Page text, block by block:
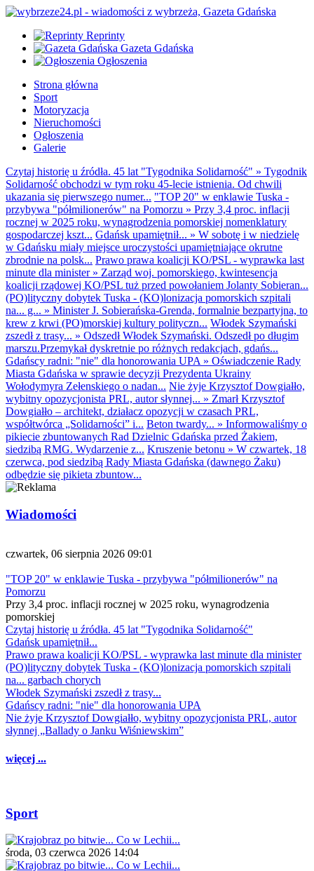
Reprinty
Gazeta Gdańska
Ogłoszenia
Strona główna
Sport
Motoryzacja
Nieruchomości
Ogłoszenia
Galerie
Czytaj historię u źródła. 45 lat "Tygodnika Solidarność" » Tygodnik
Solidarność obchodzi w tym roku 45-lecie istnienia. Od chwili
ukazania się pierwszego numer... "TOP 20" w enklawie Tuska -
przybywa "półmilionerów" na Pomorzu » Przy 3,4 proc. inflacji
rocznej w 2025 roku, wynagrodzenia pomorskiej nomenklatury
gospodarczej kszt... Gdańsk upamiętnił... » W sobotę i w niedzielę
w Gdańsku miały miejsce uroczystości upamiętniające okrutne
zbrodnie na polsk... Prawo prawa koalicji KO/PSL - wyprawka last
minute dla minister» Zarząd woj. pomorskiego, kwintesencja
koalicji rządowej KO/PSL tuż przed powołaniem Jolanty Sobieran...
(PO)lityczny dobytek Tuska - (KO)lonizacja pomorskich szpitali
na... g... » Minister J. Sobierańska-Grenda, formalnie bezpartyjna, to
krew z krwi (PO)morskiej kultury polityczn... Włodek Szymański
zszedł z trasy... » Odszedł Włodek Szymański. Odszedł po długim
marszu.Przemykał dyskretnie po różnych redakcjach, gdańs...
Gdańscy radni: "nie" dla honorowania UPA » Oświadczenie Rady
Miasta Gdańska w sprawie decyzji Prezydenta Ukrainy
Wołodymyra Zełenskiego o nadan... Nie żyje Krzysztof Dowgiałło,
wybitny opozycjonista PRL, autor słynnej... » Zmarł Krzysztof
Dowgiałło – architekt, działacz opozycji w czasach PRL,
współtwórca „Solidarności” i... Beton twardy... » Informowaliśmy o
pikiecie zbuntowanych Rad Dzielnic Gdańska przed Żakiem,
siedzibą RMG. Wydarzenie z... Kruszenie betonu » W czwartek, 18
czerwca, pod siedzibą Rady Miasta Gdańska (dawnego Żaku)
odbędzie się pikieta zbuntow...
Wiadomości
czwartek, 06 sierpnia 2026 09:01
"TOP 20" w enklawie Tuska - przybywa "półmilionerów" na
Pomorzu
Przy 3,4 proc. inflacji rocznej w 2025 roku, wynagrodzenia
pomorskiej
Czytaj historię u źródła. 45 lat "Tygodnika Solidarność"
Gdańsk upamiętnił...
Prawo prawa koalicji KO/PSL - wyprawka last minute dla minister
(PO)lityczny dobytek Tuska - (KO)lonizacja pomorskich szpitali
na... garbach chorych
Włodek Szymański zszedł z trasy...
Gdańscy radni: "nie" dla honorowania UPA
Nie żyje Krzysztof Dowgiałło, wybitny opozycjonista PRL, autor
słynnej „Ballady o Janku Wiśniewskim”
więcej ...
Sport
środa, 03 czerwca 2026 14:04